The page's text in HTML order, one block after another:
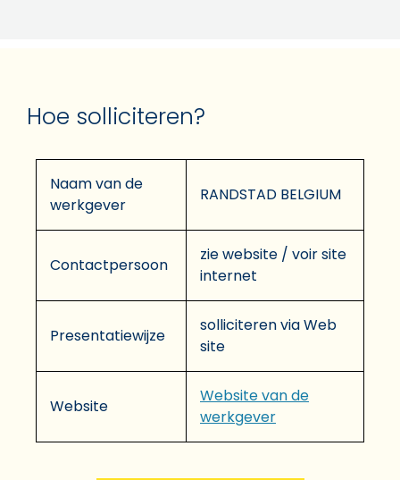
Hoe solliciteren?
Naam van de
werkgever
RANDSTAD BELGIUM
Contactpersoon
zie website / voir site
internet
Presentatiewijze
solliciteren via Web
site
Website
Website van de
werkgever